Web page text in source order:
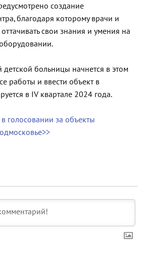
создание
благодаря которому врачи и
свои знания и умения на
детской больницы начнется в этом
работы и ввести объект в
в IV квартале 2024 года.
голосовании за объекты